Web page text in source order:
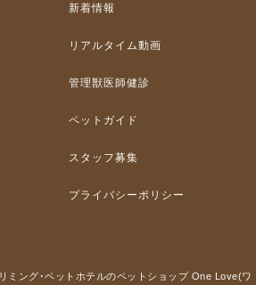
新着情報
リアルタイム動画
管理獣医師健診
ペットガイド
スタッフ募集
プライバシーポリシー
ミング･ペットホテルのペットショップ One Love(ワ